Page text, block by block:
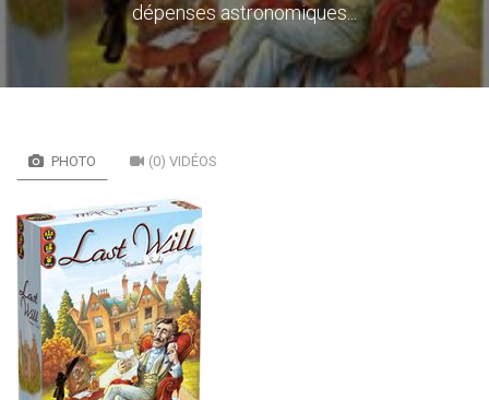
dépenses astronomiques...
PHOTO (0) VIDÉOS